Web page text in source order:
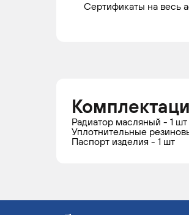
Сертификаты на весь
Радиатор масляный - 1 шт
Уплотнительные
Паспорт изделия - 1 шт